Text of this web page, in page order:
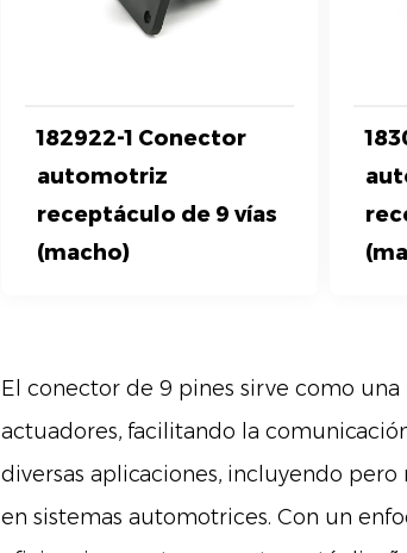
182922-1 Conector
automotriz
receptáculo de 9 vías
(macho)
El conector de 9 pines sirve como
actuadores, facilitando la
diversas aplicaciones, incluyendo
en sistemas automotrices. Con un